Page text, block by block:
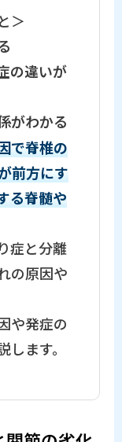
＞
の違いが
がわかる
で脊椎の
前方にす
る脊髄や
症と分離
の原因や
や発症の
ます。